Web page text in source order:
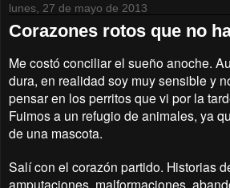
lunes, 27 de mayo de 2013
Corazones rotos que no
Me costó conciliar el sueño anoche.
dura, en realidad soy muy sensible y
pensar en los perritos que vi por la
Fuimos a un refugio de animales, ya
de una mascota.
Salí con el corazón partido. Historias
amputaciones, malformaciones,